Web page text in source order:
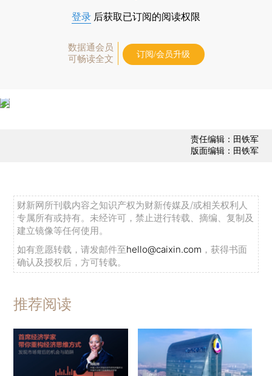
登录 后获取已订阅的阅读权限
数据通会员
可畅读全文
订阅/会员升级
责任编辑：田铁军
版面编辑：田铁军
财新网所刊载内容之知识产权为财新传媒及/或相关权利人
专属所有或持有。未经许可，禁止进行转载、摘编、复制及
建立镜像等任何使用。
如有意愿转载，请发邮件至hello@caixin.com ，获得书面
确认及授权后，方可转载。
推荐阅读